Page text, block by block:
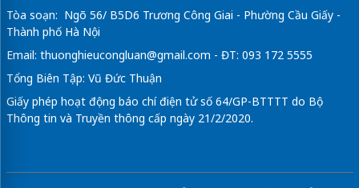
Tòa soạn: Ngõ 56/ B5D6 Trương Công Giai - Phường Cầu Giấy -
Thành phố Hà Nội
Email: thuonghieucongluan@gmail.com - ĐT: 093 172 5555
Tổng Biên Tập: Vũ Đức Thuận
Giấy phép hoạt động báo chí điện tử số 64/GP-BTTTT do Bộ
Thông tin và Truyền thông cấp ngày 21/2/2020.